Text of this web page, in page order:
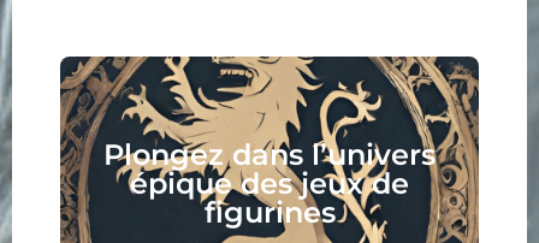
Plongez dans l’univers
épique des jeux de
figurines